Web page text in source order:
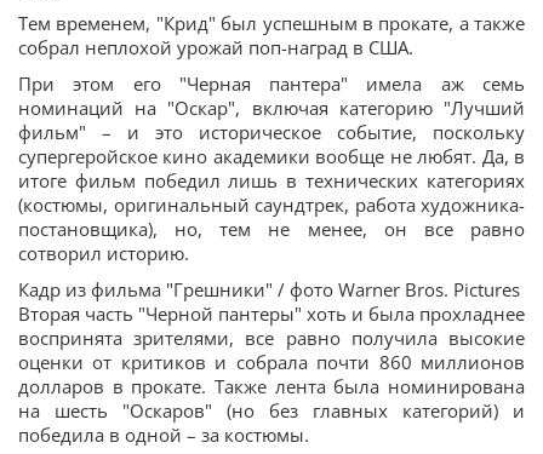
Тем временем, "Крид" был успешным в прокате, а также
собрал неплохой урожай поп-наград в США.
При этом его "Черная пантера" имела аж семь
номинаций на "Оскар", включая категорию "Лучший
фильм" – и это историческое событие, поскольку
супергеройское кино академики вообще не любят. Да, в
итоге фильм победил лишь в технических категориях
(костюмы, оригинальный саундтрек, работа художника-
постановщика), но, тем не менее, он все равно
сотворил историю.
Кадр из фильма "Грешники" / фото Warner Bros. Pictures
Вторая часть "Черной пантеры" хоть и была прохладнее
воспринята зрителями, все равно получила высокие
оценки от критиков и собрала почти 860 миллионов
долларов в прокате. Также лента была номинирована
на шесть "Оскаров" (но без главных категорий) и
победила в одной – за костюмы.